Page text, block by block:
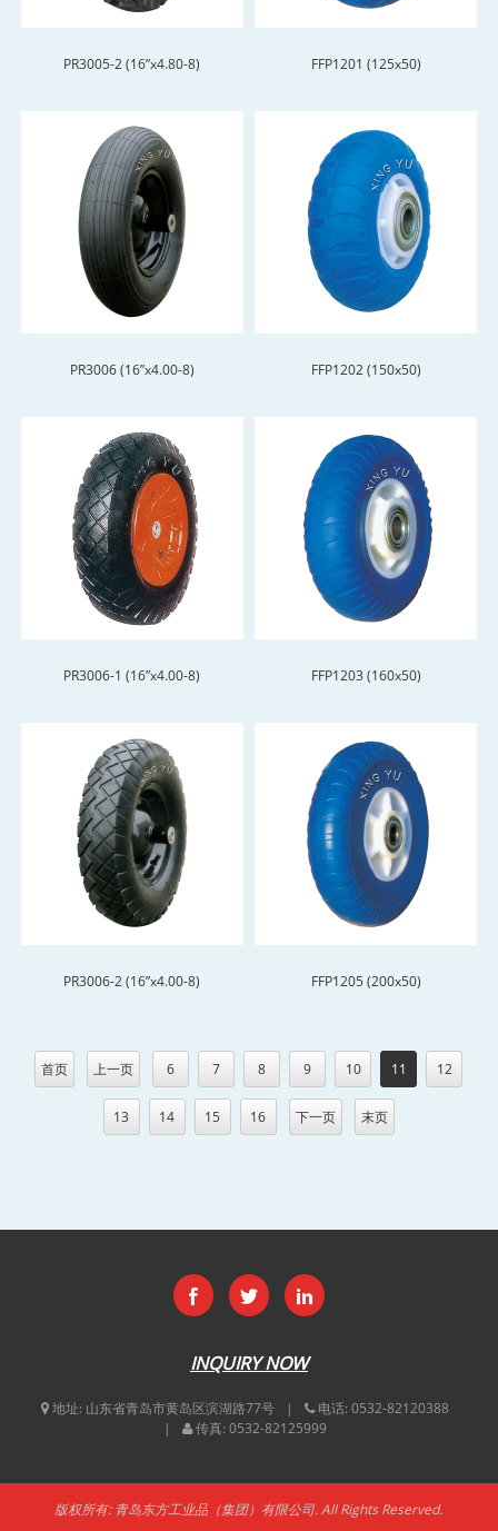
PR3005-2 (16”x4.80-8) FFP1201 (125x50)
PR3006 (16”x4.00-8) FFP1202 (150x50)
PR3006-1 (16”x4.00-8) FFP1203 (160x50)
PR3006-2 (16”x4.00-8) FFP1205 (200x50)
首页 上一页 6 7 8 9 10 11 12
13 14 15 16 下一页 末页
INQUIRY NOW
地址: 山东省青岛市黄岛区滨湖路77号 电话: 0532-82120388
传真: 0532-82125999
版权所有: 青岛东方工业品（集团）有限公司. All Rights Reserved.